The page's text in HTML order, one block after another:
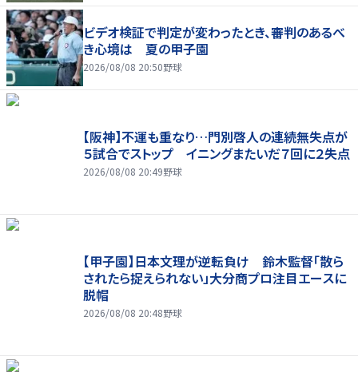
ビデオ検証で判定が変わったとき、審判のあるべ
き心境は 夏の甲子園
2026/08/08 20:50野球
【阪神】不運も重なり…門別啓人の連続無失点が
５試合でストップ イニングまたいだ７回に２失点
2026/08/08 20:49野球
【甲子園】日本文理が逆転負け 鈴木監督「散ら
されたら捉えられない」大分商プロ注目エースに
脱帽
2026/08/08 20:48野球